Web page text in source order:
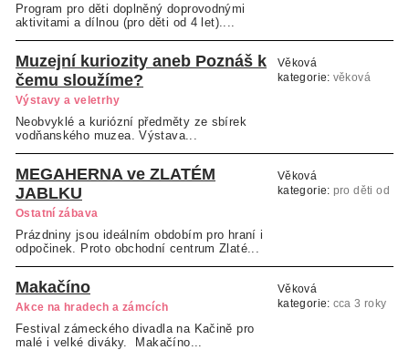
Program pro děti doplněný doprovodnými
aktivitami a dílnou (pro děti od 4 let)....
Muzejní kuriozity aneb Poznáš k
čemu sloužíme?
Výstavy a veletrhy
Neobvyklé a kuriózní předměty ze sbírek
vodňanského muzea. Výstava...
Věková
kategorie: věková
MEGAHERNA ve ZLATÉM
JABLKU
Ostatní zábava
Prázdniny jsou ideálním obdobím pro hraní i
odpočinek. Proto obchodní centrum Zlaté...
Věková
kategorie: pro děti od
Makačíno
Akce na hradech a zámcích
Festival zámeckého divadla na Kačině pro
malé i velké diváky. Makačíno...
Věková
kategorie: cca 3 roky